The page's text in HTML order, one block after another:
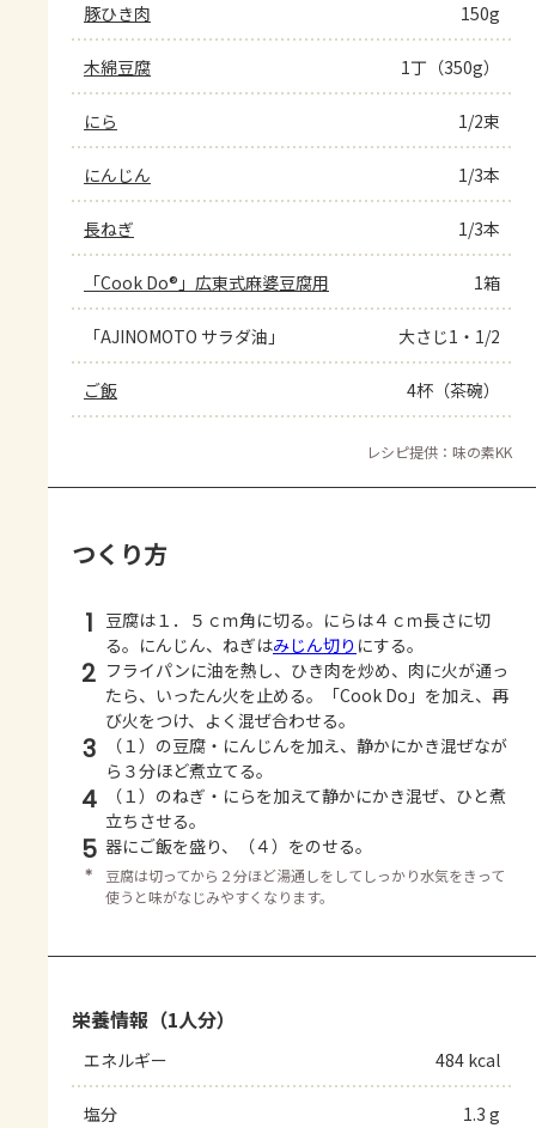
豚ひき肉 150g
木綿豆腐 1丁（350g）
にら 1/2束
にんじん 1/3本
長ねぎ 1/3本
「Cook Do®」広東式麻婆豆腐用 1箱
「AJINOMOTO サラダ油」 大さじ1・1/2
ご飯 4杯（茶碗）
レシピ提供：味の素KK
つくり方
1 豆腐は１．５ｃｍ角に切る。にらは４ｃｍ長さに切
る。にんじん、ねぎはみじん切り にする。
2 フライパンに油を熱し、ひき肉を炒め、肉に火が通っ
たら、いったん火を止める。「Cook Do」を加え、再
び火をつけ、よく混ぜ合わせる。
3
（１）の豆腐・にんじんを加え、静かにかき混ぜなが
ら３分ほど煮立てる。
4
（１）のねぎ・にらを加えて静かにかき混ぜ、ひと煮
立ちさせる。
5 器にご飯を盛り、（４）をのせる。
＊
豆腐は切ってから２分ほど湯通しをしてしっかり水気をきって
使うと味がなじみやすくなります。
栄養情報（1人分）
エネルギー 484 kcal
塩分 1.3 g